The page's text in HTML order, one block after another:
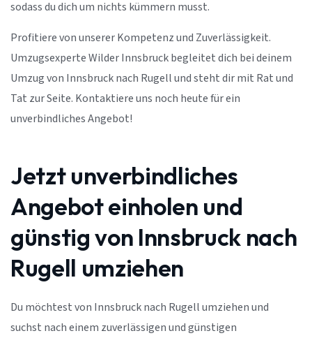
sodass du dich um nichts kümmern musst.
Profitiere von unserer Kompetenz und Zuverlässigkeit.
Umzugsexperte Wilder Innsbruck begleitet dich bei deinem
Umzug von Innsbruck nach Rugell und steht dir mit Rat und
Tat zur Seite. Kontaktiere uns noch heute für ein
unverbindliches Angebot!
Jetzt unverbindliches
Angebot einholen und
günstig von Innsbruck nach
Rugell umziehen
Du möchtest von Innsbruck nach Rugell umziehen und
suchst nach einem zuverlässigen und günstigen